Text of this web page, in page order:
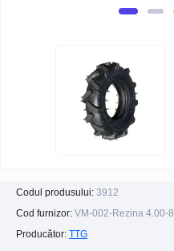
Codul produsului: 3912
Cod furnizor: VM-002-Rezina 4.00-8
Producător: TTG